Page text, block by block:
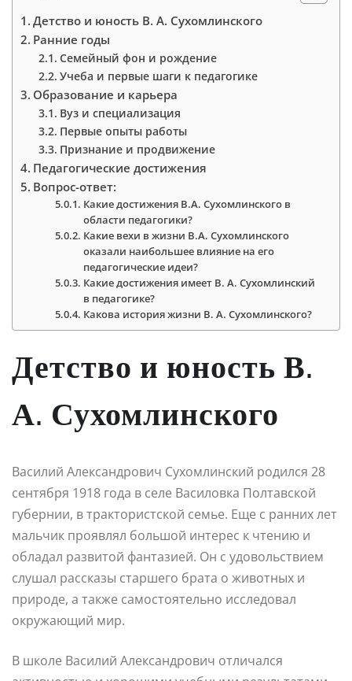
Детство и юность В. А. Сухомлинского
Ранние годы
Семейный фон и рождение
Учеба и первые шаги к педагогике
Образование и карьера
Вуз и специализация
Первые опыты работы
Признание и продвижение
Педагогические достижения
Вопрос-ответ:
Какие достижения В.А. Сухомлинского в
области педагогики?
Какие вехи в жизни В.А. Сухомлинского
оказали наибольшее влияние на его
педагогические идеи?
Какие достижения имеет В. А. Сухомлинский
в педагогике?
Какова история жизни В. А. Сухомлинского?
Детство и юность В.
А. Сухомлинского
Василий Александрович Сухомлинский родился 28
сентября 1918 года в селе Василовка Полтавской
губернии, в трактористской семье. Еще с ранних лет
мальчик проявлял большой интерес к чтению и
обладал развитой фантазией. Он с удовольствием
слушал рассказы старшего брата о животных и
природе, а также самостоятельно исследовал
окружающий мир.
В школе Василий Александрович отличался